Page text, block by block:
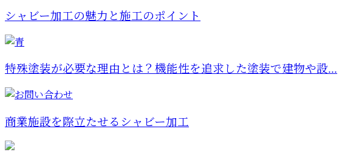
シャビー加工の魅力と施工のポイント
特殊塗装が必要な理由とは？機能性を追求した塗装で建物や設...
商業施設を際立たせるシャビー加工